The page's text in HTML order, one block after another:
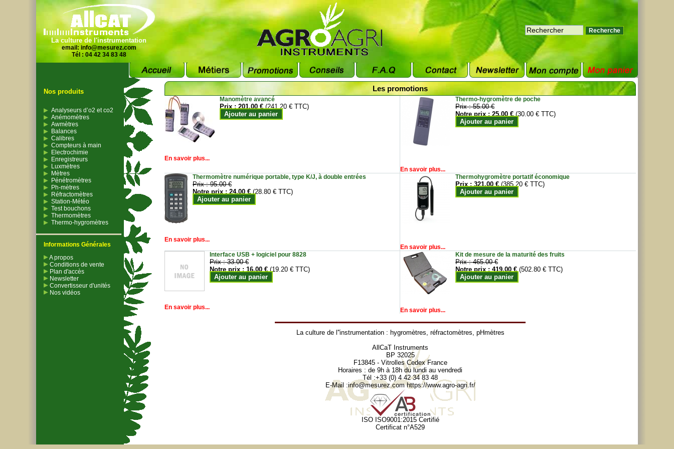
La culture de l'instrumentation
email: info@mesurez.com
Tél : 04 42 34 83 48
Nos produits
Analyseurs d’o2 et co2
Anémomètres
Awmètres
Balances
Calibres
Compteurs à main
Electrochimie
Enregistreurs
Luxmètres
Mètres
Pénétromètres
Ph-mètres
Réfractomètres
Station-Météo
Test bouchons
Thermomètres
Thermo-hygromètres
Informations Générales
A propos
Conditions de vente
Plan d'accès
Newsletter
Convertisseur d'unités
Nos vidéos
Les promotions
Manomètre avancé
Prix :201.00 € (241.20 € TTC)
Ajouter au panier
En savoir plus...
Thermo-hygromètre de poche
Prix :55.00 €
Notre prix :25.00 € (30.00 € TTC)
Ajouter au panier
En savoir plus...
Thermomètre numérique portable, type K/J, à double entrées
Prix :95.00 €
Notre prix :24.00 € (28.80 € TTC)
Ajouter au panier
En savoir plus...
Thermohygromètre portatif économique
Prix :321.00 € (385.20 € TTC)
Ajouter au panier
En savoir plus...
Interface USB + logiciel pour 8828
Prix :33.00 €
Notre prix :16.00 € (19.20 € TTC)
Ajouter au panier
En savoir plus...
Kit de mesure de la maturité des fruits
Prix :465.00 €
Notre prix :419.00 € (502.80 € TTC)
Ajouter au panier
En savoir plus...
La culture de l''instrumentation : hygromètres, réfractomètres, pHmètres
AllCaT Instruments
BP 32025
F13845 - Vitrolles Cedex France
Horaires : de 9h à 18h du lundi au vendredi
Tél :+33 (0) 4 42 34 83 48
E-Mail :info@mesurez.com https://www.agro-agri.fr/
ISO ISO9001:2015 Certifié
Certificat n°A529